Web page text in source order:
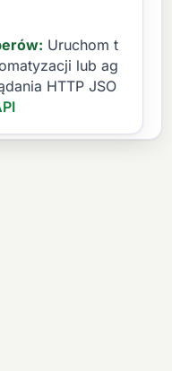
Uruchom t
lub ag
HTTP JSO